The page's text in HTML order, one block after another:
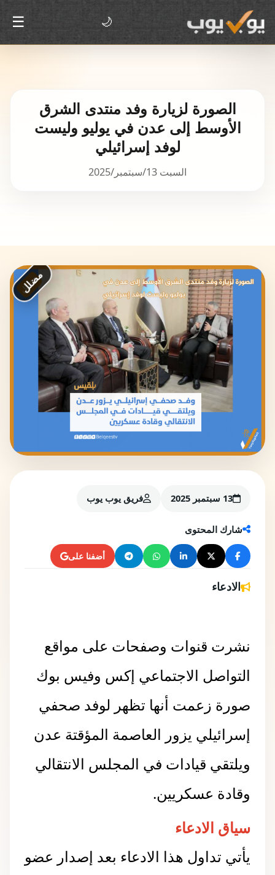
🌙
☰
الصورة لزيارة وفد منتدى الشرق
الأوسط إلى عدن في يوليو وليست
لوفد إسرائيلي
السبت 13/سبتمبر/2025
مضلل
13 سبتمبر 2025 فريق يوب يوب
شارك المحتوى
أضفنا على
الادعاء
نشرت قنوات وصفحات على مواقع
التواصل الاجتماعي إكس وفيس بوك
صورة زعمت أنها تظهر لوفد صحفي
إسرائيلي يزور العاصمة المؤقتة عدن
ويلتقي قيادات في المجلس الانتقالي
وقادة عسكريين.
سياق الادعاء
يأتي تداول هذا الادعاء بعد إصدار عضو